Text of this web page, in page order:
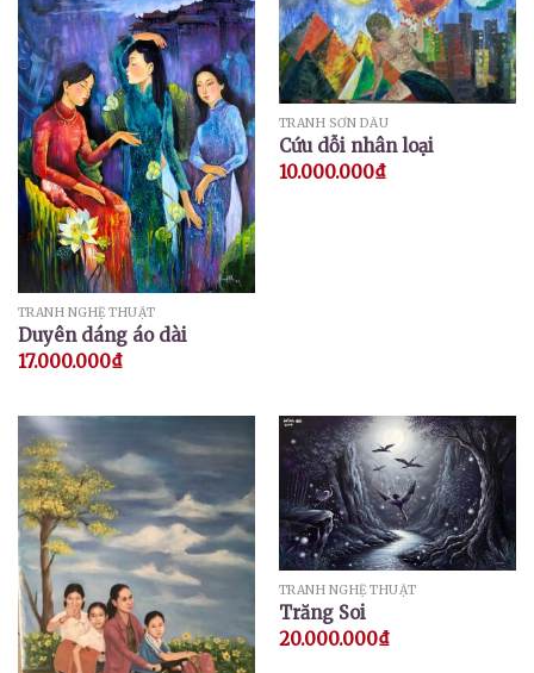
TRANH NGHỆ THUẬT
Duyên dáng áo dài
17.000.000₫
TRANH SƠN DẦU
Cứu dỗi nhân loại
10.000.000₫
TRANH NGHỆ THUẬT
Trăng Soi
20.000.000₫